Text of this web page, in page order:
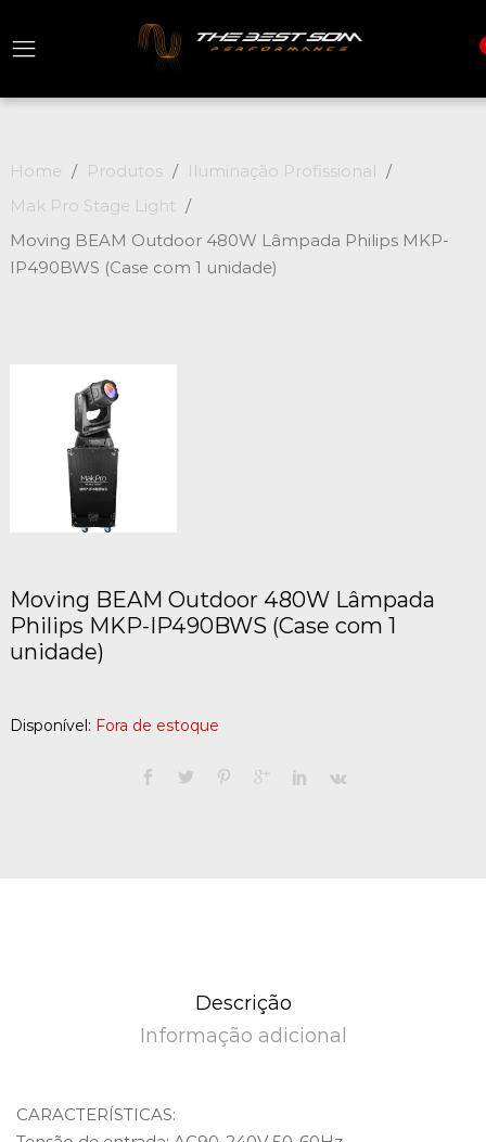
Home Produtos
Iluminação Profissional
Mak Pro Stage Light
Moving BEAM Outdoor 480W Lâmpada Philips MKP-
IP490BWS (Case com 1 unidade)
Moving BEAM Outdoor 480W Lâmpada
Philips MKP-IP490BWS (Case com 1
unidade)
Disponível: Fora de estoque
Descrição
Informação adicional
CARACTERÍSTICAS: